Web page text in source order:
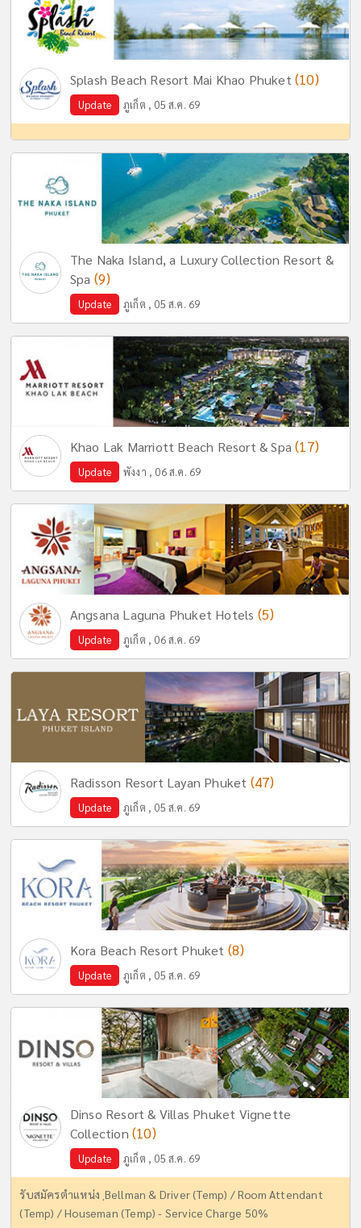
Splash Beach Resort Mai Khao Phuket (10)
Update ภูเก็ต , 05 ส.ค. 69
The Naka Island, a Luxury Collection Resort &
Spa (9)
Update ภูเก็ต , 05 ส.ค. 69
Khao Lak Marriott Beach Resort & Spa(17)
Update พังงา , 06 ส.ค. 69
Angsana Laguna Phuket Hotels (5)
Update ภูเก็ต , 06 ส.ค. 69
Radisson Resort Layan Phuket (47)
Update ภูเก็ต , 05 ส.ค. 69
Kora Beach Resort Phuket (8)
Update ภูเก็ต , 05 ส.ค. 69
Dinso Resort & Villas Phuket Vignette
Collection (10)
Update ภูเก็ต , 05 ส.ค. 69
รับสมัครตำแหน่ง ฺBellman & Driver (Temp) / Room Attendant
(Temp) / Houseman (Temp) - Service Charge 50%